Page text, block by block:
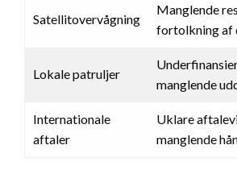
Satellitovervågning
Manglende
fortolkning af
Lokale patruljer
manglende
Internationale
aftaler
Uklare
manglende